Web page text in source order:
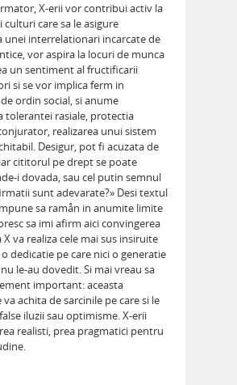
X-erii vor contribui activ la
culturi care sa le asigure
unei interrelationari incarcate de
vor aspira la locuri de munca
un sentiment al fructificarii
si se vor implica ferm in
ordin social, si anume
tolerantei rasiale, protectia
realizarea unui sistem
Desigur, pot fi acuzata de
cititorul pe drept se poate
i dovada, sau cel putin semnul
sunt adevarate?» Desi textul
sa ramån in anumite limite
sa imi afirm aici convingerea
X va realiza cele mai sus insiruite
dedicatie pe care nici o generatie
le-au dovedit. Si mai vreau sa
important: aceasta
va achita de sarcinile pe care si le
iluzii sau optimisme. X-erii
realisti, prea pragmatici pentru